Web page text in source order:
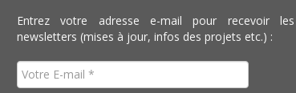
Entrez votre adresse e-mail pour recevoir les
newsletters (mises à jour, infos des projets etc.) :